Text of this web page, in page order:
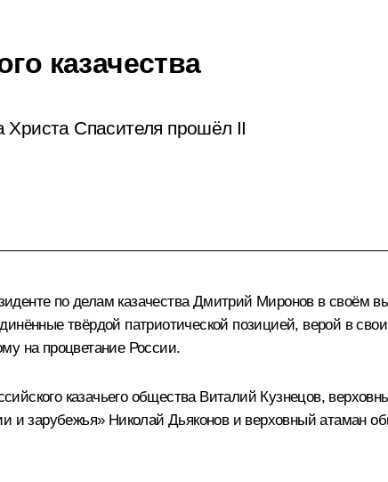
казачества
Христа Спасителя прошёл II
по делам казачества Дмитрий Мироновв своём
твёрдой патриотической позицией, верой в
на процветание России.
казачьего общества Виталий Кузнецов,
и зарубежья» Николай Дьяконов и верховный атаман